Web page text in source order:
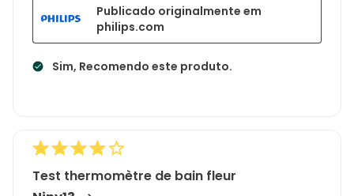
Sim, Recomendo este produto.
Publicado originalmente em
philips.com
Test thermomètre de bain fleur